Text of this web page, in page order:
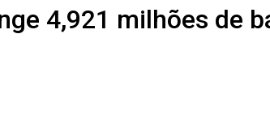
4,921 milhões de